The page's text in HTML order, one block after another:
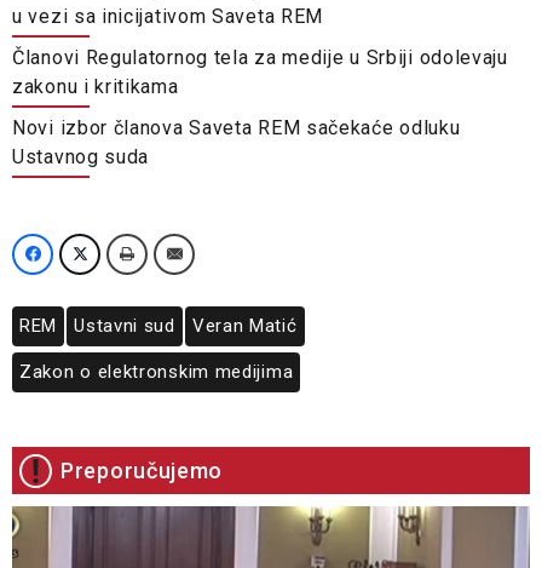
u vezi sa inicijativom Saveta REM
Članovi Regulatornog tela za medije u Srbiji odolevaju
zakonu i kritikama
Novi izbor članova Saveta REM sačekaće odluku
Ustavnog suda
REM Ustavni sud Veran Matić
Zakon o elektronskim medijima
Preporučujemo